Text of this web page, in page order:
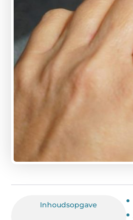
Inhoudsopgave